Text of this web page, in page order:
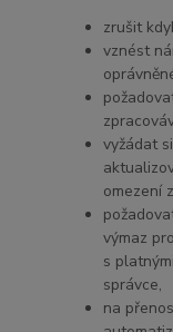
zrušit
vznést
vyžádat
omezení
výmaz
s
správce,
na